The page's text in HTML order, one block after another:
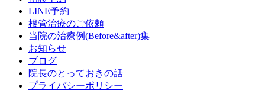
LINE予約
根管治療のご依頼
当院の治療例(Before&after)集
お知らせ
ブログ
院長のとっておきの話
プライバシーポリシー